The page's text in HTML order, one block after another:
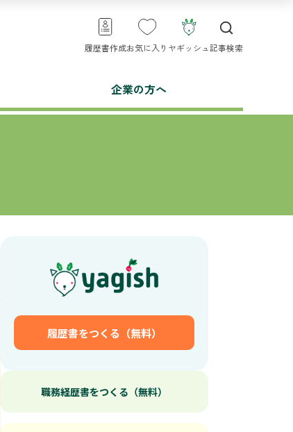
履歴書作成お気に入り ヤギッシュ記事検索
企業の方へ
履歴書をつくる（無料）
職務経歴書をつくる（無料）